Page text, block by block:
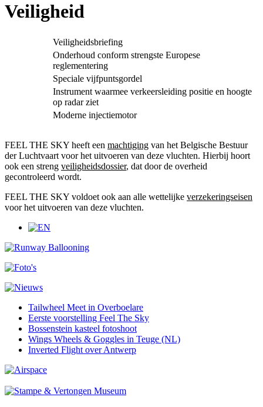
Veiligheid
Veiligheidsbriefing
Onderhoud conform strengste Europese
reglementering
Speciale vijfpuntsgordel
Instrument waarmee verkeersleiding positie en hoogte
op radar ziet
Moderne injectiemotor
FEEL THE SKY heeft een machtiging van het Belgische Bestuur
der Luchtvaart voor het uitvoeren van deze vluchten. Hierbij hoort
ook een streng veiligheidsdossier, dat door de overheid
gecontroleerd wordt.
FEEL THE SKY voldoet ook aan alle wettelijke verzekeringseisen
voor het uitvoeren van deze vluchten.
Tailwheel Meet in Overboelare
Eerste voorstelling Feel The Sky
Bossenstein kasteel fotoshoot
Wings Wheels & Goggles in Teuge (NL)
Inverted Flight over Antwerp